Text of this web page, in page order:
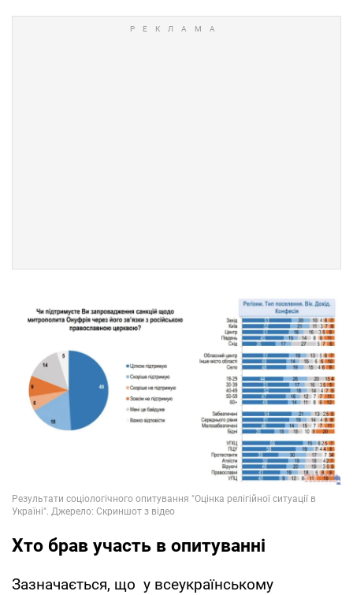
Хто брав участь в опитуванні
Зазначається, що у всеукраїнському